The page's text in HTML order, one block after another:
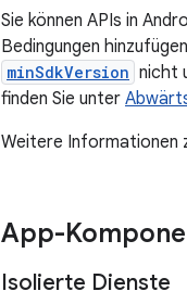
Sie können APIs in
Bedingungen
minSdkVersion nicht
finden Sie unter
Weitere Informationen
App-
Isolierte Dienste